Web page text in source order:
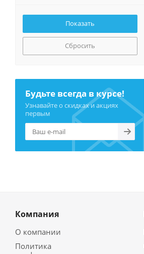
Сбросить
Будьте всегда в курсе!
Узнавайте о скидках и акциях
первым
Компания
О компании
Политика